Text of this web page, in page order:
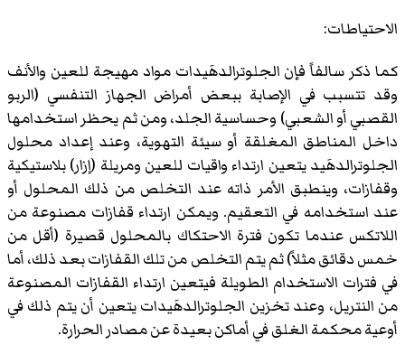
الاحتياطات:
كما ذكر سالفاً فإن الجلوترالدهَيدات مواد مهيجة للعين والأنف
وقد تتسبب في الإصابة ببعض أمراض الجهاز التنفسي (الربو
القصبي أو الشعبي) وحساسية الجلد، ومن ثم يحظر استخدامها
داخل المناطق المغلقة أو سيئة التهوية، وعند إعداد محلول
الجلوترالدهَيد يتعين ارتداء واقيات للعين ومريلة (إزار) بلاستيكية
وقفازات، وينطبق الأمر ذاته عند التخلص من ذلك المحلول أو
عند استخدامه في التعقيم. ويمكن ارتداء قفازات مصنوعة من
اللاتكس عندما تكون فترة الاحتكاك بالمحلول قصيرة (أقل من
خمس دقائق مثلاً) ثم يتم التخلص من تلك القفازات بعد ذلك، أما
في فترات الاستخدام الطويلة فيتعين ارتداء القفازات المصنوعة
من النتريل، وعند تخزين الجلوترالدهَيدات يتعين أن يتم ذلك في
أوعية محكمة الغلق في أماكن بعيدة عن مصادر الحرارة.